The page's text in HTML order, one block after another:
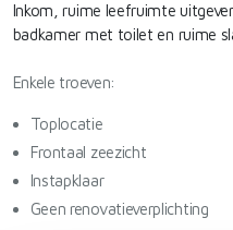
Inkom, ruime leefruimte
badkamer met toilet en ruime
Enkele troeven:
Toplocatie
Frontaal zeezicht
Instapklaar
Geen renovatieverplichting